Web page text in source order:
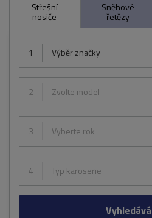
Střešní
nosiče
Sněhové
řetězy
1 Výběr značky
2 Zvolte model
3 Vyberte rok
4 Typ karoserie